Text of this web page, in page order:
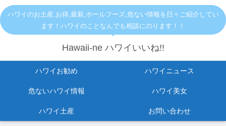
ハワイのお土産,お得,最新,ホールフーズ,危ない情報を日々ご紹介してい
ます！ハワイのことなんでも相談にのります！！
Hawaii-ne ハワイいいね!!
ハワイお勧め ハワイニュース
危ないハワイ情報 ハワイ美女
ハワイ土産 お問い合わせ